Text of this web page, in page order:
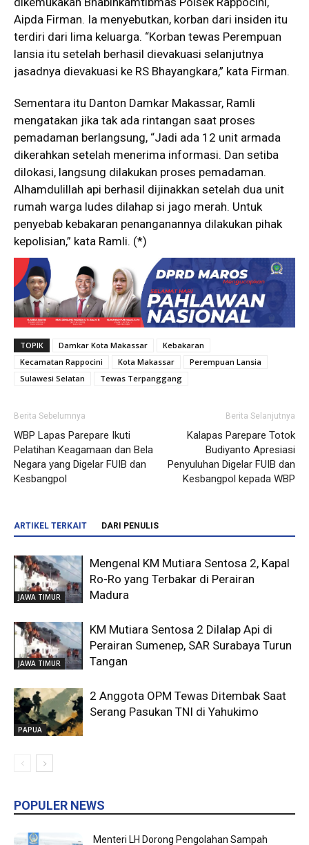
Aipda Firman. Ia menyebutkan, korban dari insiden itu
terdiri dari lima keluarga. “Korban tewas Perempuan
lansia itu setelah berhasil dievakuasi selanjutnya
jasadnya dievakuasi ke RS Bhayangkara,” kata Firman.
Sementara itu Danton Damkar Makassar, Ramli
mengatakan jika tak ada rintangan saat proses
pemadaman berlangsung, “Jadi ada 12 unit armada
dikerahkan setelah menerima informasi. Dan setiba
dilokasi, langsung dilakukan proses pemadaman.
Alhamdulillah api berhasil dijinakkan setelah dua unit
rumah warga ludes dilahap si jago merah. Untuk
penyebab kebakaran penanganannya dilakukan pihak
kepolisian,” kata Ramli. (*)
TOPIK Damkar Kota Makassar
Kebakaran
Kecamatan Rappocini
Kota Makassar
Perempuan Lansia
Sulawesi Selatan
Tewas Terpanggang
Berita Sebelumnya
WBP Lapas Parepare Ikuti
Pelatihan Keagamaan dan Bela
Negara yang Digelar FUIB dan
Kesbangpol
Berita Selanjutnya
Kalapas Parepare Totok
Budiyanto Apresiasi
Penyuluhan Digelar FUIB dan
Kesbangpol kepada WBP
ARTIKEL TERKAIT DARI PENULIS
JAWA TIMUR
Mengenal KM Mutiara Sentosa 2, Kapal
Ro-Ro yang Terbakar di Perairan
Madura
JAWA TIMUR
KM Mutiara Sentosa 2 Dilalap Api di
Perairan Sumenep, SAR Surabaya Turun
Tangan
PAPUA
2 Anggota OPM Tewas Ditembak Saat
Serang Pasukan TNI di Yahukimo
POPULER NEWS
Menteri LH Dorong Pengolahan Sampah